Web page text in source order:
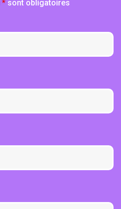
* sont obligatoires